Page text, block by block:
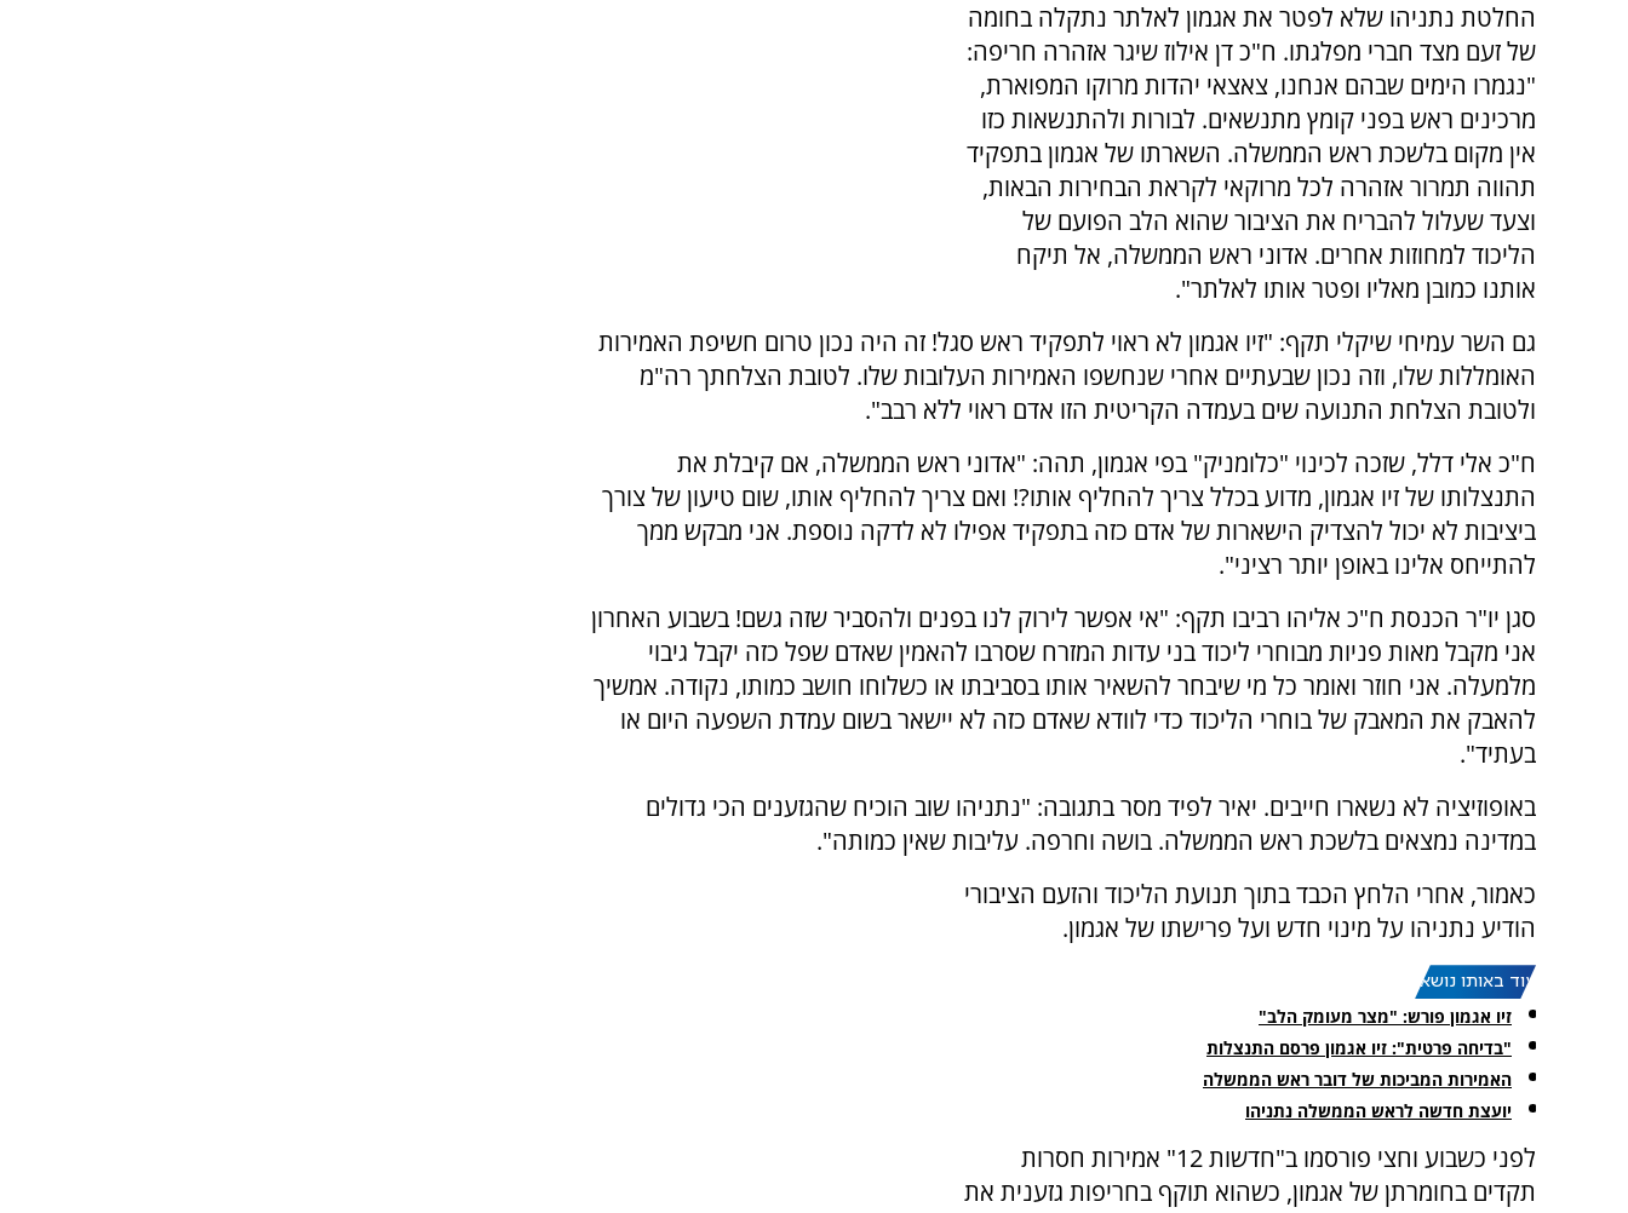
החלטת נתניהו שלא לפטר את אגמון לאלתר נתקלה בחומה
של זעם מצד חברי מפלגתו. ח"כ דן אילוז שיגר אזהרה חריפה:
"נגמרו הימים שבהם אנחנו, צאצאי יהדות מרוקו המפוארת,
מרכינים ראש בפני קומץ מתנשאים. לבורות ולהתנשאות כזו
אין מקום בלשכת ראש הממשלה. השארתו של אגמון בתפקיד
תהווה תמרור אזהרה לכל מרוקאי לקראת הבחירות הבאות,
וצעד שעלול להבריח את הציבור שהוא הלב הפועם של
הליכוד למחוזות אחרים. אדוני ראש הממשלה, אל תיקח
אותנו כמובן מאליו ופטר אותו לאלתר".
גם השר עמיחי שיקלי תקף: "זיו אגמון לא ראוי לתפקיד ראש סגל! זה היה נכון טרום חשיפת האמירות
האומללות שלו, וזה נכון שבעתיים אחרי שנחשפו האמירות העלובות שלו. לטובת הצלחתך רה"מ
ולטובת הצלחת התנועה שים בעמדה הקריטית הזו אדם ראוי ללא רבב".
ח"כ אלי דלל, שזכה לכינוי "כלומניק" בפי אגמון, תהה: "אדוני ראש הממשלה, אם קיבלת את
התנצלותו של זיו אגמון, מדוע בכלל צריך להחליף אותו?! ואם צריך להחליף אותו, שום טיעון של צורך
ביציבות לא יכול להצדיק הישארות של אדם כזה בתפקיד אפילו לא לדקה נוספת. אני מבקש ממך
להתייחס אלינו באופן יותר רציני".
סגן יו"ר הכנסת ח"כ אליהו רביבו תקף: "אי אפשר לירוק לנו בפנים ולהסביר שזה גשם! בשבוע האחרון
אני מקבל מאות פניות מבוחרי ליכוד בני עדות המזרח שסרבו להאמין שאדם שפל כזה יקבל גיבוי
מלמעלה. אני חוזר ואומר כל מי שיבחר להשאיר אותו בסביבתו או כשלוחו חושב כמותו, נקודה. אמשיך
להאבק את המאבק של בוחרי הליכוד כדי לוודא שאדם כזה לא יישאר בשום עמדת השפעה היום או
בעתיד".
באופוזיציה לא נשארו חייבים. יאיר לפיד מסר בתגובה: "נתניהו שוב הוכיח שהגזענים הכי גדולים
במדינה נמצאים בלשכת ראש הממשלה. בושה וחרפה. עליבות שאין כמותה".
כאמור, אחרי הלחץ הכבד בתוך תנועת הליכוד והזעם הציבורי
הודיע נתניהו על מינוי חדש ועל פרישתו של אגמון.
עוד באותו נושא:
זיו אגמון פורש: "מצר מעומק הלב"
"בדיחה פרטית": זיו אגמון פרסם התנצלות
האמירות המביכות של דובר ראש הממשלה
יועצת חדשה לראש הממשלה נתניהו
לפני כשבוע וחצי פורסמו ב"חדשות 12" אמירות חסרות
תקדים בחומרתן של אגמון, כשהוא תוקף בחריפות גזענית את